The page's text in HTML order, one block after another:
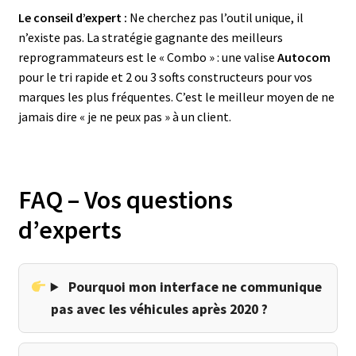
Le conseil d’expert : Ne cherchez pas l’outil unique, il
n’existe pas. La stratégie gagnante des meilleurs
reprogrammateurs est le « Combo » : une valise Autocom
pour le tri rapide et 2 ou 3 softs constructeurs pour vos
marques les plus fréquentes. C’est le meilleur moyen de ne
jamais dire « je ne peux pas » à un client.
FAQ – Vos questions
d’experts
Pourquoi mon interface ne communique
pas avec les véhicules après 2020 ?